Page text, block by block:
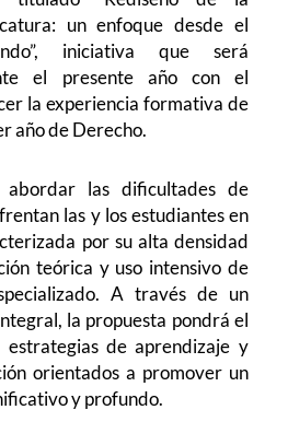
un enfoque desde el
iniciativa que será
el presente año con el
la experiencia formativa de
año de Derecho.
las dificultades de
las y los estudiantes en
por su alta densidad
teórica y uso intensivo de
A través de un
la propuesta pondrá el
estrategias de aprendizaje y
orientados a promover un
y profundo.